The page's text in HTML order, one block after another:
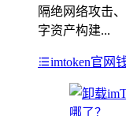
隔绝网络攻击
字资产构建...
imtoken官网